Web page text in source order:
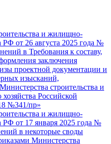
и жилищно-
РФ от 26 августа 2025 года №
в Требования к составу,
заключения
проектной документации и
изысканий,
строительства и
Российской
№341/пр»
и жилищно-
РФ от 17 января 2025 года №
в некоторые своды
Министерства